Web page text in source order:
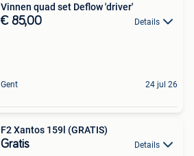
Vinnen quad set Deflow 'driver'
€ 85,00 Details
Gent 24 jul 26
F2 Xantos 159l (GRATIS)
Gratis Details